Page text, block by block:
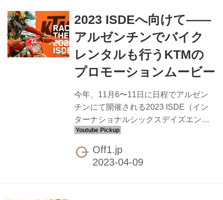
2023 ISDEへ向けて――
アルゼンチンでバイク
レンタルも行うKTMの
プロモーションムービー
今年、11月6〜11日に日程でアルゼン
チンにて開催される2023 ISDE（イン
ターナショナルシックスデイズエンデ
ューロ）。そのISDEの参戦に向けて
KTMがプロモーションムービーを公開
しています。KTMではレース参戦のた
Off1.jp